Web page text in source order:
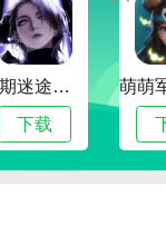
更新丰富的商品
易感受到高品质
，创造最独特的快
无期迷途全角色解锁版
下载